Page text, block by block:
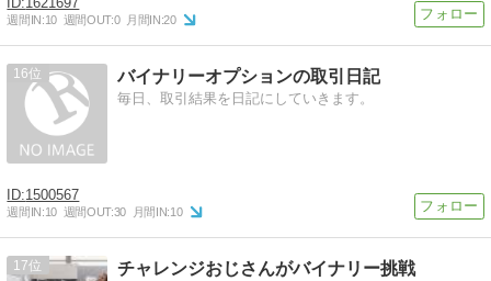
週間IN:10 週間OUT:0 月間IN:20
16 バイナリーオプションの取引日記
毎日、取引結果を日記にしていきます。
1500567
週間IN:10 週間OUT:30 月間IN:10
17 チャレンジおじさんがバイナリー挑戦